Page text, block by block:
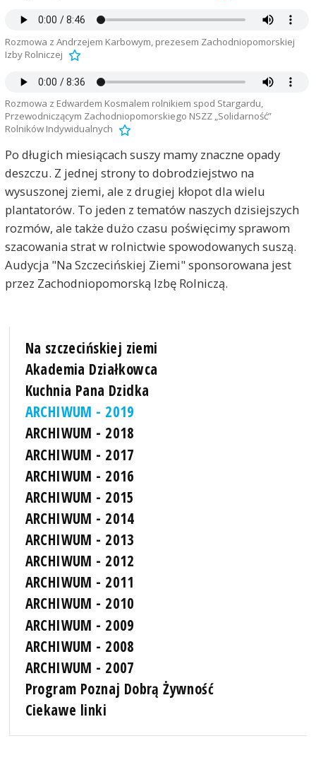
Rozmowa z Andrzejem Karbowym, prezesem Zachodniopomorskiej
Izby Rolniczej
Rozmowa z Edwardem Kosmalem rolnikiem spod Stargardu,
Przewodniczącym Zachodniopomorskiego NSZZ „Solidarność”
Rolników Indywidualnych
Po długich miesiącach suszy mamy znaczne opady
deszczu. Z jednej strony to dobrodziejstwo na
wysuszonej ziemi, ale z drugiej kłopot dla wielu
plantatorów. To jeden z tematów naszych dzisiejszych
rozmów, ale także dużo czasu poświęcimy sprawom
szacowania strat w rolnictwie spowodowanych suszą.
Audycja "Na Szczecińskiej Ziemi" sponsorowana jest
przez Zachodniopomorską Izbę Rolniczą.
Na szczecińskiej ziemi
Akademia Działkowca
Kuchnia Pana Dzidka
ARCHIWUM - 2019
ARCHIWUM - 2018
ARCHIWUM - 2017
ARCHIWUM - 2016
ARCHIWUM - 2015
ARCHIWUM - 2014
ARCHIWUM - 2013
ARCHIWUM - 2012
ARCHIWUM - 2011
ARCHIWUM - 2010
ARCHIWUM - 2009
ARCHIWUM - 2008
ARCHIWUM - 2007
Program Poznaj Dobrą Żywność
Ciekawe linki